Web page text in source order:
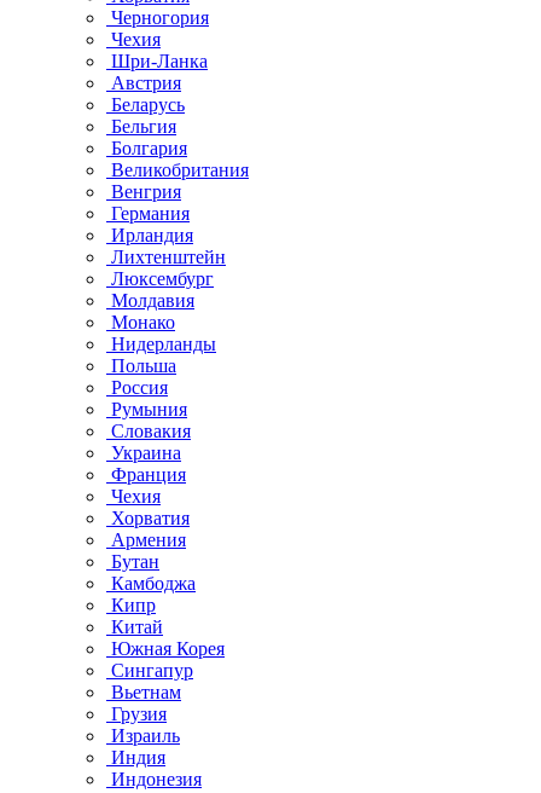
Черногория
Чехия
Шри-Ланка
Австрия
Беларусь
Бельгия
Болгария
Великобритания
Венгрия
Германия
Ирландия
Лихтенштейн
Люксембург
Молдавия
Монако
Нидерланды
Польша
Россия
Румыния
Словакия
Украина
Франция
Чехия
Хорватия
Армения
Бутан
Камбоджа
Кипр
Китай
Южная Корея
Сингапур
Вьетнам
Грузия
Израиль
Индия
Индонезия